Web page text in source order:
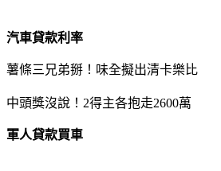
汽車貸款利率
薯條三兄弟掰！味全擬出清卡樂比
中頭獎沒說！2得主各抱走2600萬
軍人貸款買車